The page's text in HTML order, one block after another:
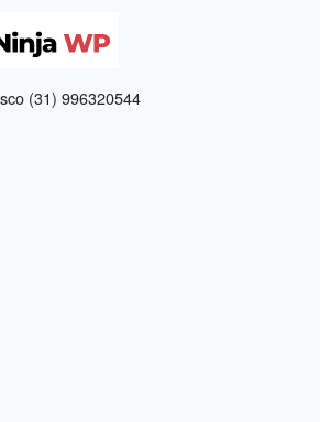
(31) 996320544